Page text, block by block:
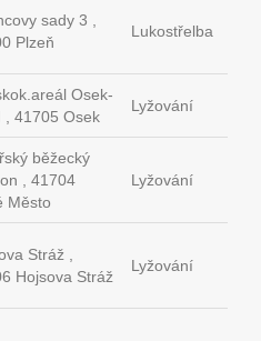
sady 3 ,
Plzeň
Lukostřelba
Osek-
, 41705 Osek
Lyžování
běžecký
, 41704
Město
Lyžování
Stráž ,
Hojsova Stráž
Lyžování